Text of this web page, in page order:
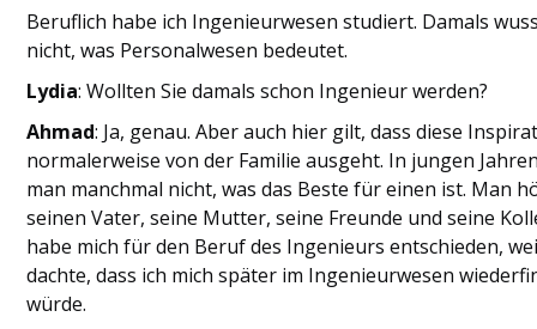
Beruflich habe ich Ingenieurwesen studiert. Damals
nicht, was Personalwesen bedeutet.
Lydia: Wollten Sie damals schon Ingenieur werden?
Ahmad: Ja, genau. Aber auch hier gilt, dass diese
normalerweise von der Familie ausgeht. In jungen
man manchmal nicht, was das Beste für einen ist. Man
seinen Vater, seine Mutter, seine Freunde und seine
habe mich für den Beruf des Ingenieurs entschieden,
dachte, dass ich mich später im Ingenieurwesen
würde.